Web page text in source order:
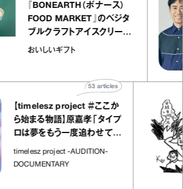
『BONEARTH（ボナース）
FOOD MARKET』のベジタ
ブルクラフトアイスクリーム
｜真野知子の「おいしいギフ
おいしいギフト
【timelesz project ＃ここか
ら始まる物語】原嘉孝「タイプ
ロは夢をもう一度追わせてく
れた場所」
timelesz project -AUDITION-
DOCUMENTARY
articles